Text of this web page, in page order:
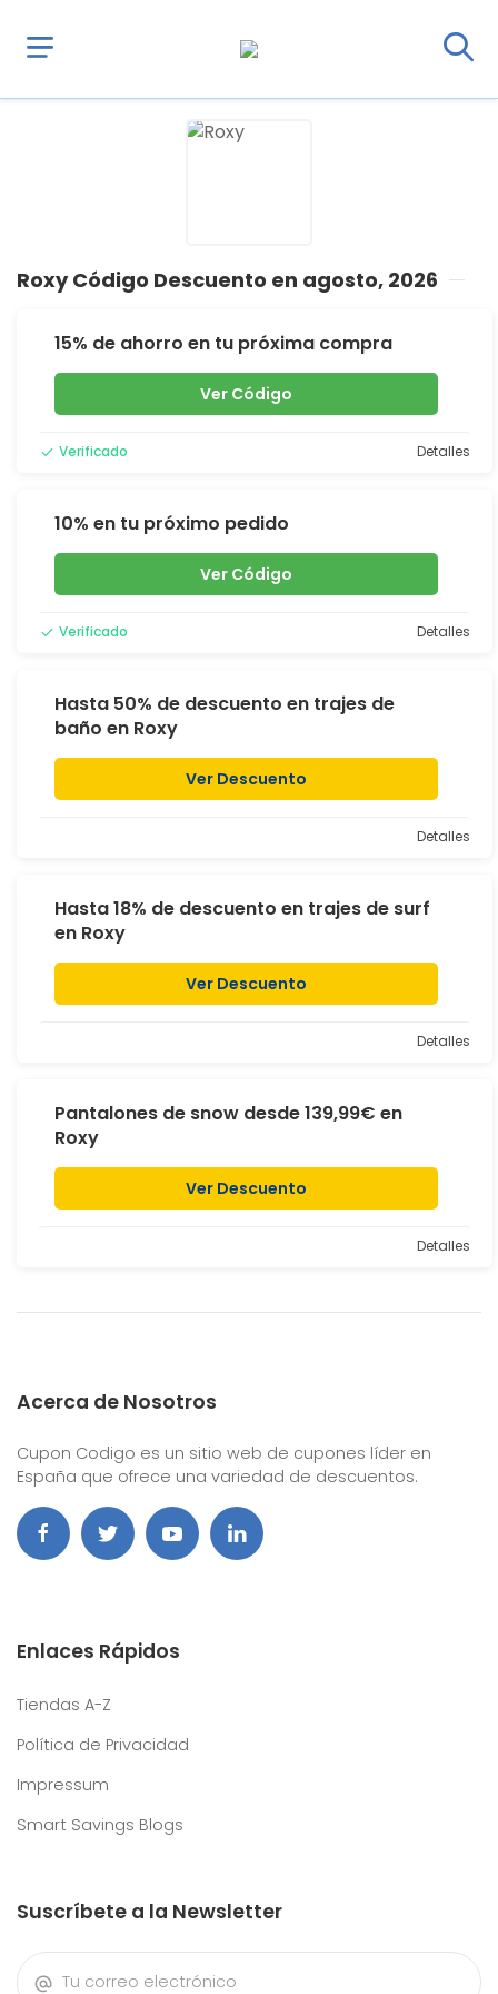
Roxy Código Descuento en agosto, 2026
15% de ahorro en tu próxima compra
Ver Código
Verificado Detalles
10% en tu próximo pedido
Ver Código
Verificado Detalles
Hasta 50% de descuento en trajes de
baño en Roxy
Ver Descuento
Detalles
Hasta 18% de descuento en trajes de surf
en Roxy
Ver Descuento
Detalles
Pantalones de snow desde 139,99€ en
Roxy
Ver Descuento
Detalles
Acerca de Nosotros
Cupon Codigo es un sitio web de cupones líder en
España que ofrece una variedad de descuentos.
Enlaces Rápidos
Tiendas A-Z
Política de Privacidad
Impressum
Smart Savings Blogs
Suscríbete a la Newsletter